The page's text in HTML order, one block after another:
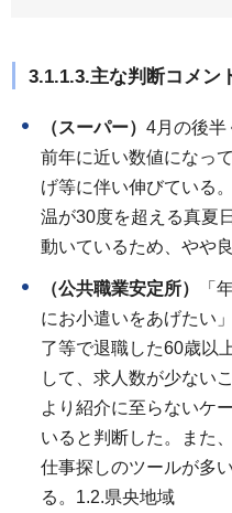
3.1.1.3.主な判断コメン
（スーパー） 4月の後半
前年に近い数値になっ
げ等に伴い伸びている
温が30度を超える真夏
動いているため、やや
（公共職業安定所）
「
にお小遣いをあげたい
了等で退職した60歳以
して、求人数が少ない
より紹介に至らないケ
いると判断した。また
仕事探しのツールが多
る。1.2.県央地域